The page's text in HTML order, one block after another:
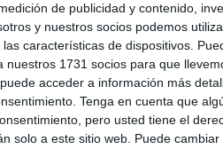
de publicidad y contenido,
y nuestros socios podemos
características de dispositivos.
1731 socios para que
acceder a información más
Tenga en cuenta que
pero usted tiene el
solo a este sitio web. Puede